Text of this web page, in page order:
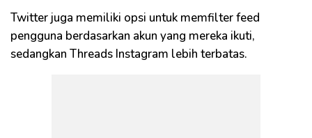
Twitter juga memiliki opsi untuk memfilter feed
pengguna berdasarkan akun yang mereka ikuti,
sedangkan Threads Instagram lebih terbatas.